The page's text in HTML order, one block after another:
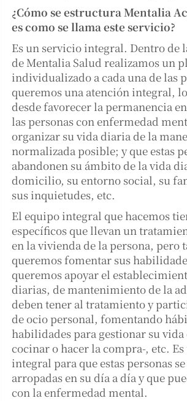
¿Cómo se estructura Mentalia
es como se llama este servicio?
Es un servicio integral. Dentro de
de Mentalia Salud realizamos un
individualizado a cada una de las
queremos una atención integral,
desde favorecer la permanencia
las personas con enfermedad
organizar su vida diaria de la
normalizada posible; y que estas
abandonen su ámbito de la vida
domicilio, su entorno social, su
sus inquietudes, etc.
El equipo integral que hacemos
específicos que llevan un
en la vivienda de la persona, pero
queremos fomentar sus
queremos apoyar el
diarias, de mantenimiento de la
deben tener al tratamiento y
de ocio personal, fomentando
habilidades para gestionar su
cocinar o hacer la compra-, etc.
integral para que estas personas
arropadas en su día a día y que
con la enfermedad mental.